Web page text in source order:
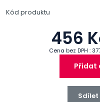
Kód produktu
456
Cena bez DPH :
Přidat